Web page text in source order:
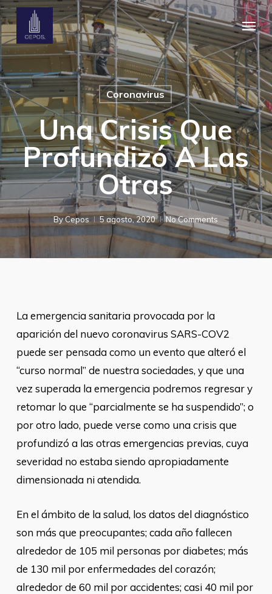
Skip
to
main
content
Menu
Coronavirus
Una Crisis Que
Profundizó A Las
Otras
ByCepos 5 agosto, 2020 No Comments
La emergencia sanitaria provocada por la
aparición del nuevo coronavirus SARS-COV2
puede ser pensada como un evento que alteró el
“curso normal” de nuestra sociedades, y que una
vez superada la emergencia podremos regresar y
retomar lo que “parcialmente se ha suspendido”; o
por otro lado, puede verse como una crisis que
profundizó a las otras emergencias previas, cuya
severidad no estaba siendo apropiadamente
dimensionada ni atendida.
En el ámbito de la salud, los datos del diagnóstico
son más que preocupantes; cada año fallecen
alrededor de 105 mil personas por diabetes; más
de 130 mil por enfermedades del corazón;
alrededor de 60 mil por accidentes; casi 40 mil por